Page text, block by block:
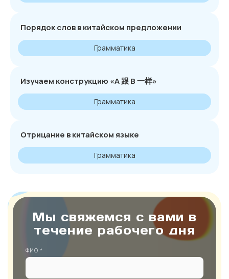
Порядок слов в китайском предложении
Грамматика
Изучаем конструкцию «А 跟 В 一样»
Грамматика
Отрицание в китайском языке
Грамматика
Мы свяжемся с вами в
течение рабочего дня
ФИО *